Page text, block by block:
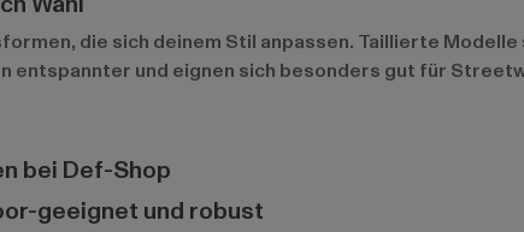
die sich deinem Stil anpassen. Taillierte
und eignen sich besonders gut für
bei Def-Shop
geeignet und robust